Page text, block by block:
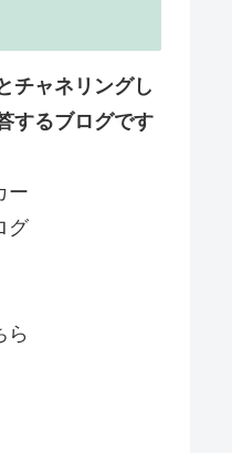
チャネリングし
するブログです
ー
グ
ら